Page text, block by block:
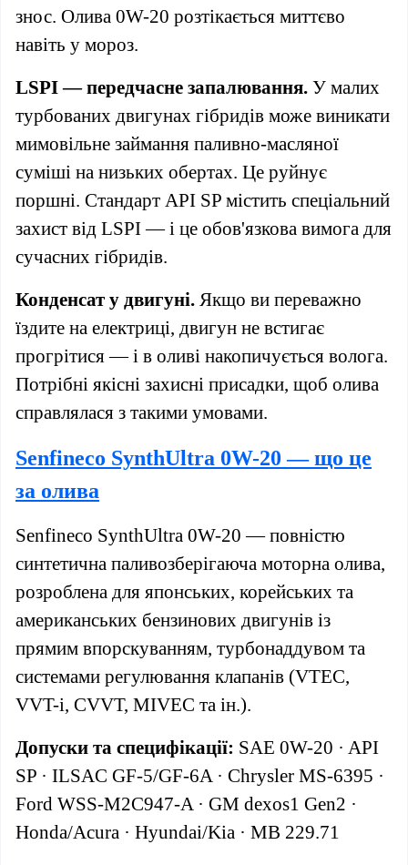
знос. Олива 0W-20 розтікається миттєво
навіть у мороз.
LSPI — передчасне запалювання. У малих
турбованих двигунах гібридів може виникати
мимовільне займання паливно-масляної
суміші на низьких обертах. Це руйнує
поршні. Стандарт API SP містить спеціальний
захист від LSPI — і це обов'язкова вимога для
сучасних гібридів.
Конденсат у двигуні. Якщо ви переважно
їздите на електриці, двигун не встигає
прогрітися — і в оливі накопичується волога.
Потрібні якісні захисні присадки, щоб олива
справлялася з такими умовами.
Senfineco SynthUltra 0W-20 — що це
за олива
Senfineco SynthUltra 0W-20 — повністю
синтетична паливозберігаюча моторна олива,
розроблена для японських, корейських та
американських бензинових двигунів із
прямим впорскуванням, турбонаддувом та
системами регулювання клапанів (VTEC,
VVT-i, CVVT, MIVEC та ін.).
Допуски та специфікації: SAE 0W-20 · API
SP · ILSAC GF-5/GF-6A · Chrysler MS-6395 ·
Ford WSS-M2C947-A · GM dexos1 Gen2 ·
Honda/Acura · Hyundai/Kia · MB 229.71